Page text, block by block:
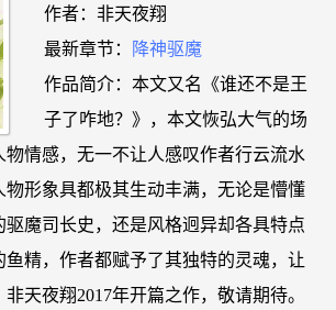
作者：非天夜翔
最新章节：
降神驱魔
作品简介：本文又名《谁还不是王
子了咋地？》，本文恢弘大气的场
物情感，无一不让人感叹作者行云流水
物形象具都极其生动丰满，无论是懵懂
驱魔司长史，还是风格迥异却各具特点
鱼精，作者都赋予了其独特的灵魂，让
天夜翔2017年开篇之作，敬请期待。